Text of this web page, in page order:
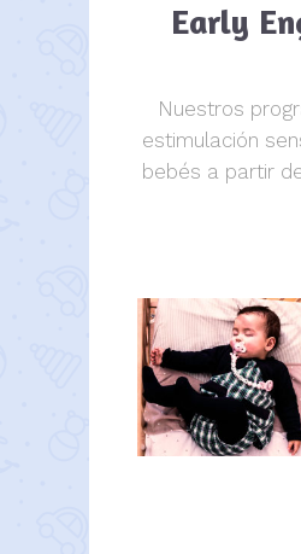
Early
Nuestros
estimulación
bebés a partir